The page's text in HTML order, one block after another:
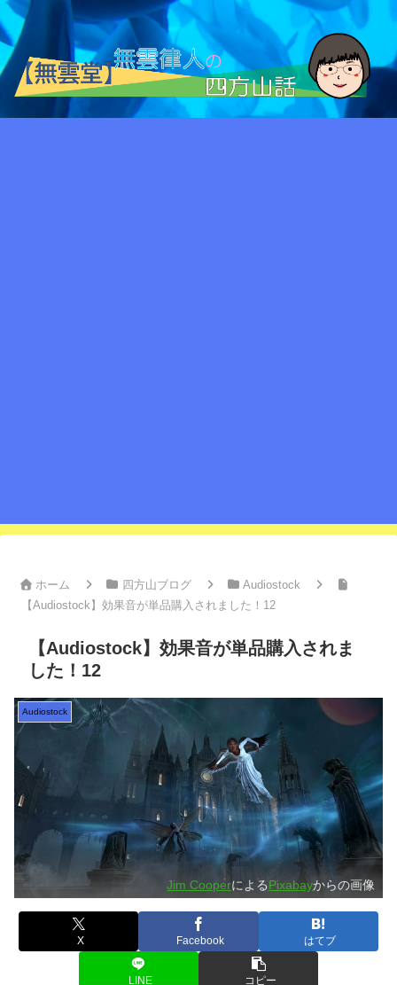
ホーム 四方山ブログ
Audiostock
【Audiostock】効果音が単品購入されました！12
【Audiostock】効果音が単品購入されま
した！12
Audiostock
Jim CooperによるPixabayからの画像
X Facebook はてブ
LINE コピー